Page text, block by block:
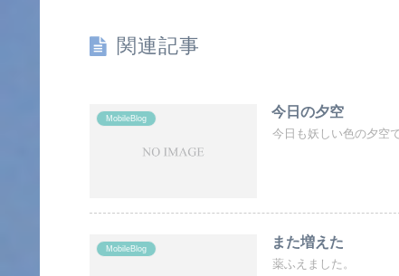
関連記事
MobileBlog 今日の夕空
今日も妖しい色の夕空で
MobileBlog また増えた
薬ふえました。